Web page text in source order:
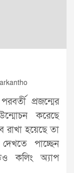
প্রজন্মের
করেছে
রাখা হয়েছে তা
পাচ্ছেন
কলিং অ্যাপ